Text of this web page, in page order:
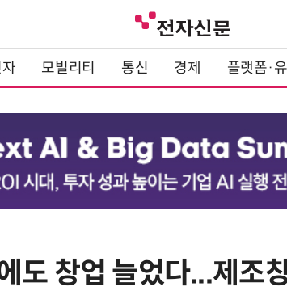
모빌리티 통신 경제 플랫폼·
도 창업 늘었다...제조